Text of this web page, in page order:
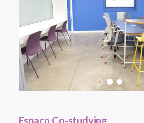
Espaço Co-studying